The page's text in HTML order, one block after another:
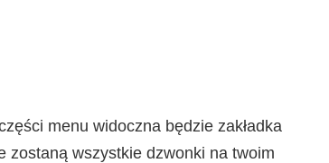
menu widoczna będzie zakładka
zostaną wszystkie dzwonki na twoim